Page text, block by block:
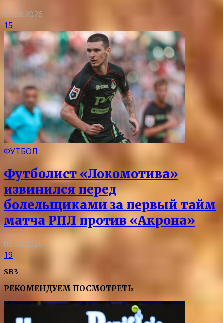
08.08.2026
15
ФУТБОЛ
Футболист «Локомотива»
извинился перед
болельщиками за первый тайм
матча РПЛ против «Акрона»
08.08.2026
19
SB3
РЕКОМЕНДУЕМ ПОСМОТРЕТЬ